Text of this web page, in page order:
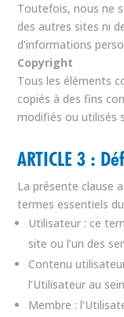
Toutefois, nous ne
des autres sites ni
d’informations
Copyright
Tous les éléments
copiés à des fins
modifiés ou utilisés
ARTICLE 3 :
La présente clause
termes essentiels
Utilisateur : ce
site ou l’un des
Contenu
l’Utilisateur au
Membre :